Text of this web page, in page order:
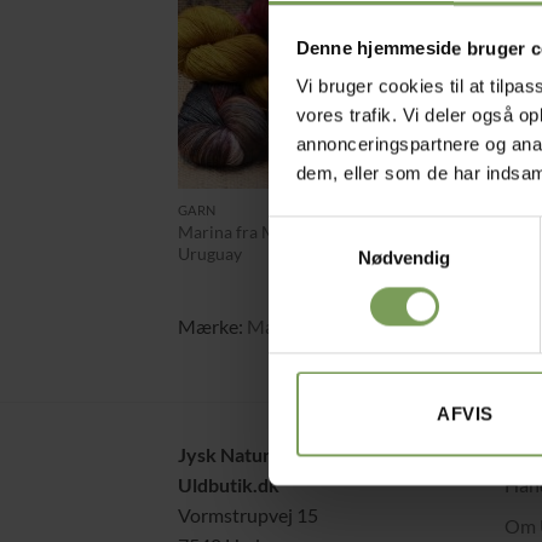
Denne hjemmeside bruger
Vi bruger cookies til at
vores trafik. Vi deler også
annonceringspartnere og
dem, eller som de har
Samtykkevalg
Nødvendig
AFVIS
GARN
Marina fra Manos Del
Uruguay
Mærke: Manos del Uruguay
Jysk Naturpleje ApS
Uldbutik.dk
Vormstrupvej 15
Alt
Om